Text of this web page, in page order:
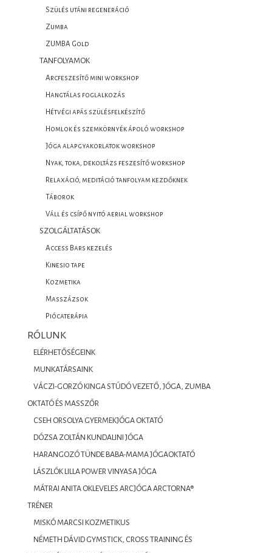
Szülés utáni regeneráció
Zumba
ZUMBA Gold
TANFOLYAMOK
Arcfeszesítő mini workshop
Hangtálas foglalkozás
Hétvégi apás szülésfelkészítő
Homlok és szemkörnyék ápoló workshop
Jóga alapgyakorlatok workshop
Nyak, toka, dekoltázs feszesítő workshop
Relaxáció, meditáció tanfolyam kezdőknek
Táborok
Váll és csípő nyitó aerial workshop
SZOLGÁLTATÁSOK
Access Bars kezelés
Kinesio tape
Kozmetika
Masszázsok
Piócaterápia
RÓLUNK
ELÉRHETŐSÉGEINK
MUNKATÁRSAINK
VÁCZI-GORZÓ KINGA STÚDÓ VEZETŐ, JÓGA, ZUMBA
OKTATÓ ÉS MASSZŐR
CSEH ORSOLYA GYERMEKJÓGA OKTATÓ
DÓZSA ZOLTÁN KUNDALINI JÓGA
HARANGOZÓ TÜNDE BABA-MAMA JÓGAOKTATÓ
LÁSZLÓK LILLA POWER VINYASA JÓGA
MÁTRAI ANITA OKLEVELES ARCJÓGA ARCTORNA®
TRÉNER
MISKÓ MARCSI KOZMETIKUS
NÉMETH DÁVID GYMSTICK, CROSS TRAINING ÉS